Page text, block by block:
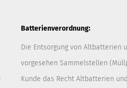
Batterienverordnung:
Die Entsorgung von Altbatterien
vorgesehen Sammelstellen
Kunde das Recht Altbatterien